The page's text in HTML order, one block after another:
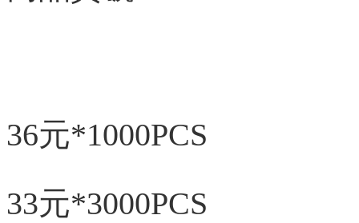
36元*1000PCS
33元*3000PCS